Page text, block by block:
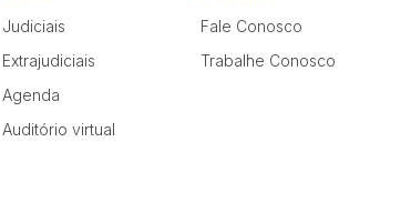
Judiciais
Extrajudiciais
Agenda
Auditório virtual
Fale Conosco
Trabalhe Conosco